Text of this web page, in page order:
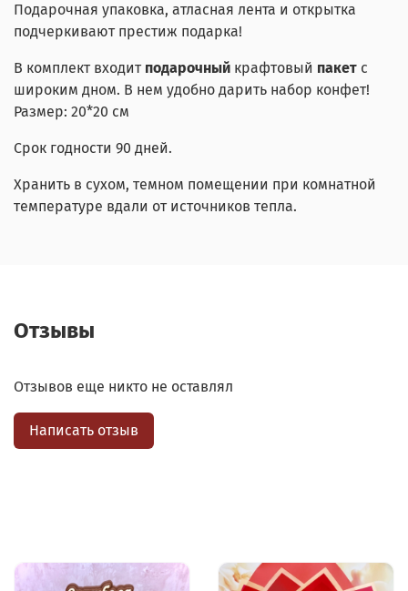
Подарочная упаковка, атласная лента и открытка
подчеркивают престиж подарка!
В комплект входит подарочный крафтовый пакет с
широким дном. В нем удобно дарить набор конфет!
Размер: 20*20 см
Срок годности 90 дней.
Хранить в сухом, темном помещении при комнатной
температуре вдали от источников тепла.
Отзывы
Отзывов еще никто не оставлял
Написать отзыв